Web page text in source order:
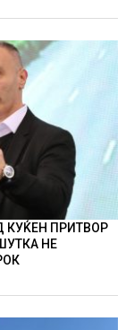
КУЌЕН ПРИТВОР
НЕ